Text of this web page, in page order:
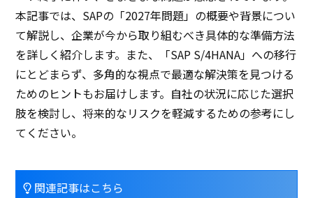
本記事では、SAPの「2027年問題」の概要や背景につい
て解説し、企業が今から取り組むべき具体的な準備方法
を詳しく紹介します。また、「SAP S/4HANA」への移行
にとどまらず、多角的な視点で最適な解決策を見つける
ためのヒントもお届けします。自社の状況に応じた選択
肢を検討し、将来的なリスクを軽減するための参考にし
てください。
関連記事はこちら